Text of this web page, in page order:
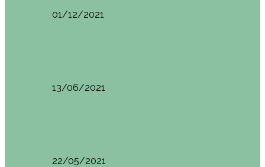
01/12/2021
13/06/2021
22/05/2021